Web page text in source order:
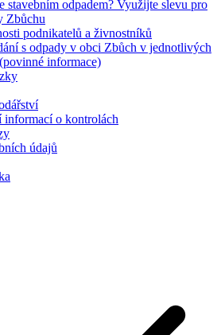
stavebním odpadem? Využijte slevu pro
Zbůchu
podnikatelů a živnostníků
s odpady v obci Zbůch v jednotlivých
informace)
informací o kontrolách
údajů